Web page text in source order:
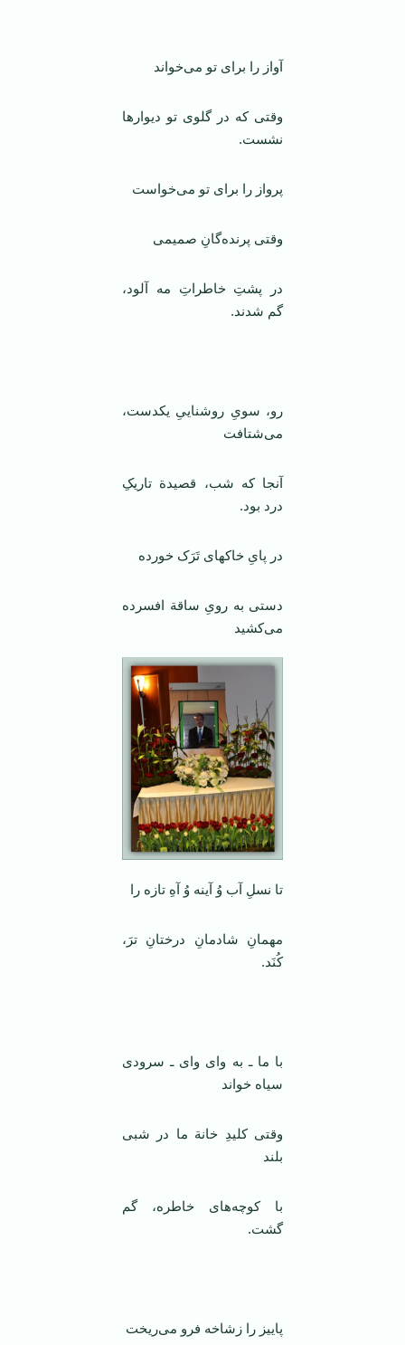
آواز را برای تو می‌خواند
وقتی که در گلوی تو دیوار‌ها
نشست.
پرواز را برای تو می‌خواست
وقتی پرنده‌گانِ صمیمی
در پشتِ خاطراتِ مه آلود،
گم شدند.
رو، سویِ روشناییِ یکدست،
می‌شتافت
آنجا که شب، قصیدة تاریکِ
درد بود.
در پایِ خاکهای تَرَک خورده
دستی به رویِ ساقة افسرده
می‌کشید
تا نسلِ آب وُ آینه وُ آهِ تازه را
مهمانِ شادمانِ درختانِ ترَ،
کُنَد.
با ما ـ به وای وای ـ سرودی
سیاه خواند
وقتی کلیدِ خانة ما در شبی
بلند
با کوچه‌های خاطره، گم
گشت.
پاییز را زشاخه فرو می‌ریخت